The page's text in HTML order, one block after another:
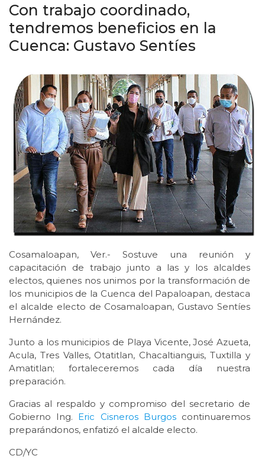
Con trabajo coordinado,
tendremos beneficios en la
Cuenca: Gustavo Sentíes
Cosamaloapan, Ver.- Sostuve una reunión y
capacitación de trabajo junto a las y los alcaldes
electos, quienes nos unimos por la transformación de
los municipios de la Cuenca del Papaloapan, destaca
el alcalde electo de Cosamaloapan, Gustavo Sentíes
Hernández.
Junto a los municipios de Playa Vicente, José Azueta,
Acula, Tres Valles, Otatitlan, Chacaltianguis, Tuxtilla y
Amatitlan; fortaleceremos cada día nuestra
preparación.
Gracias al respaldo y compromiso del secretario de
Gobierno Ing. Eric Cisneros Burgoscontinuaremos
preparándonos, enfatizó el alcalde electo.
CD/YC